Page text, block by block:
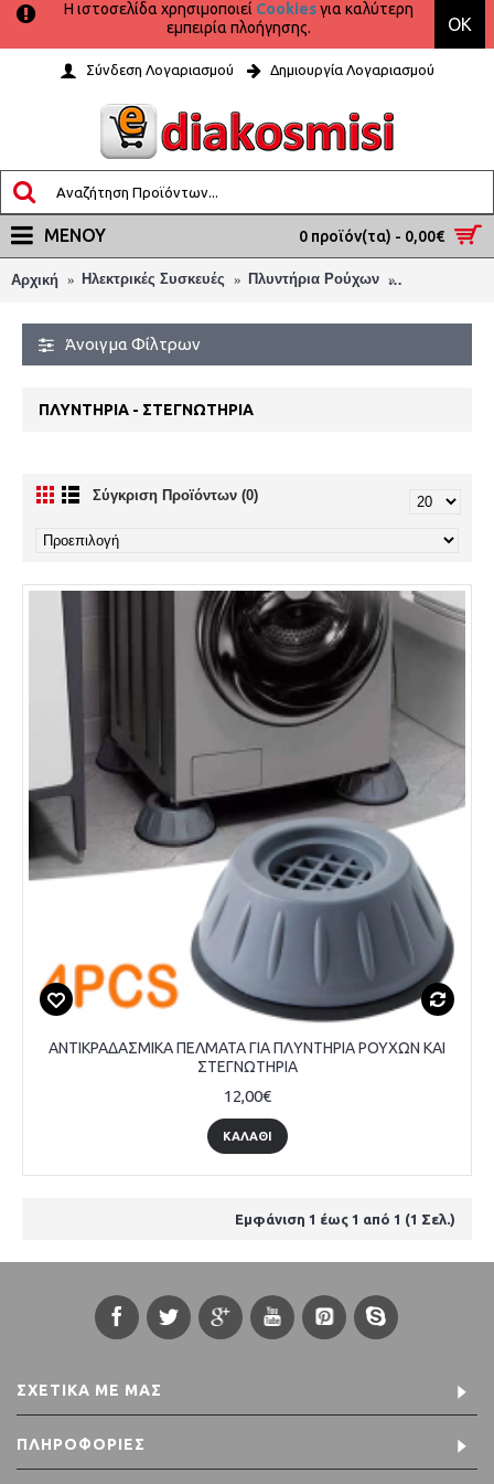
Η ιστοσελίδα χρησιμοποιεί Cookiesγια καλύτερη
εμπειρία πλοήγησης.
OK
Σύνδεση Λογαριασμού Δημιουργία Λογαριασμού
0 προϊόν(τα) - 0,00€
ΜΕΝΟΎ
Αρχική Ηλεκτρικές Συσκευές Πλυντήρια Ρούχων
Άνοιγμα Φίλτρων
ΠΛΥΝΤΉΡΙΑ - ΣΤΕΓΝΩΤΉΡΙΑ
Σύγκριση Προϊόντων (0)
ΑΝΤΙΚΡΑΔΑΣΜΙΚΑ ΠΕΛΜΑΤΑ ΓΙΑ ΠΛΥΝΤΗΡΙΑ ΡΟΥΧΩΝ ΚΑΙ
ΣΤΕΓΝΩΤΗΡΙΑ
12,00€
ΚΑΛΆΘΙ
Εμφάνιση 1 έως 1 από 1 (1 Σελ.)
ΣΧΕΤΙΚΆ ΜΕ ΜΑΣ
ΠΛΗΡΟΦΟΡΊΕΣ